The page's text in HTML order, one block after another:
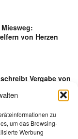
zu
um das Browsing-
Werbung
von Herzen
Vergabe von
Esplanade neu aus